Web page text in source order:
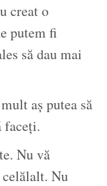
creat o
putem fi
să dau mai
aș putea să
faceți.
Nu vă
Nu